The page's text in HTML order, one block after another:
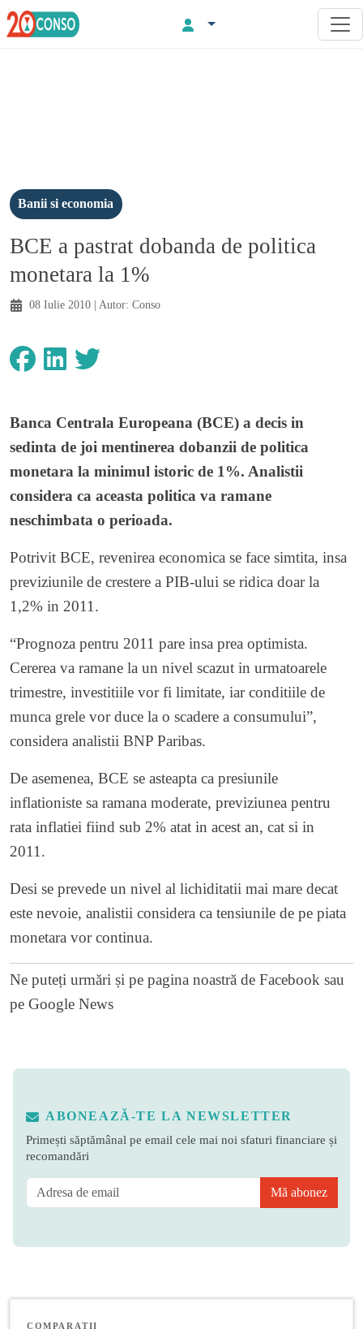
Banii si economia
BCE a pastrat dobanda de politica
monetara la 1%
08 Iulie 2010 | Autor: Conso
Banca Centrala Europeana (BCE) a decis in
sedinta de joi mentinerea dobanzii de politica
monetara la minimul istoric de 1%. Analistii
considera ca aceasta politica va ramane
neschimbata o perioada.
Potrivit BCE, revenirea economica se face simtita, insa
previziunile de crestere a PIB-ului se ridica doar la
1,2% in 2011.
“Prognoza pentru 2011 pare insa prea optimista.
Cererea va ramane la un nivel scazut in urmatoarele
trimestre, investitiile vor fi limitate, iar conditiile de
munca grele vor duce la o scadere a consumului”,
considera analistii BNP Paribas.
De asemenea, BCE se asteapta ca presiunile
inflationiste sa ramana moderate, previziunea pentru
rata inflatiei fiind sub 2% atat in acest an, cat si in
2011.
Desi se prevede un nivel al lichiditatii mai mare decat
este nevoie, analistii considera ca tensiunile de pe piata
monetara vor continua.
Ne puteți urmări și pe pagina noastră de Facebook sau
pe Google News
ABONEAZĂ-TE LA NEWSLETTER
Primești săptămânal pe email cele mai noi sfaturi financiare și
recomandări
Mă abonez
COMPARAȚII